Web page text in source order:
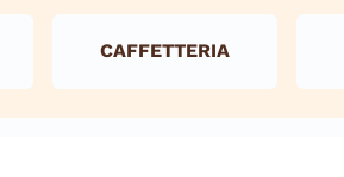
CAFFETTERIA